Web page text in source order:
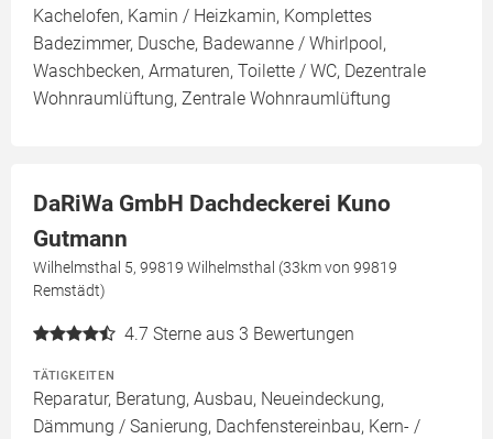
Kachelofen, Kamin / Heizkamin, Komplettes
Badezimmer, Dusche, Badewanne / Whirlpool,
Waschbecken, Armaturen, Toilette / WC, Dezentrale
Wohnraumlüftung, Zentrale Wohnraumlüftung
DaRiWa GmbH Dachdeckerei Kuno
Gutmann
Wilhelmsthal 5, 99819 Wilhelmsthal (33km von 99819
Remstädt)
4.7 Sterne aus 3 Bewertungen
TÄTIGKEITEN
Reparatur, Beratung, Ausbau, Neueindeckung,
Dämmung / Sanierung, Dachfenstereinbau, Kern- /